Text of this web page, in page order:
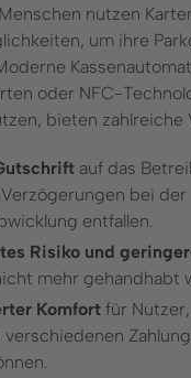
nutzen
um ihre
oder NFC-
bieten zahlreiche
auf das
bei der
entfallen.
Risiko und
mehr gehandhabt
Komfort für
verschiedenen